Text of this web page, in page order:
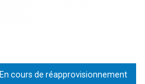
En cours de réapprovisionnement